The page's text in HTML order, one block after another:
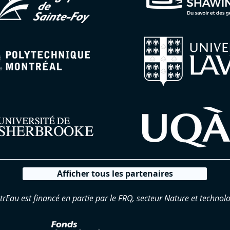
Afficher tous les partenaires
est financé en partie par le FRQ, secteur Nature et